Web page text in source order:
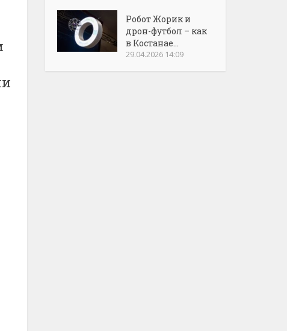
Робот Жорик и
дрон-футбол – как
в Костанае...
29.04.2026 14:09